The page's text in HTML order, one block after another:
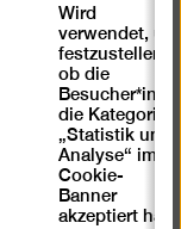
Wird
verwendet, um
festzustellen ,
ob die
Besucher*in
die Kategorie
„Statistik und
Analyse“ im
Cookie-
Banner
akzeptiert hat